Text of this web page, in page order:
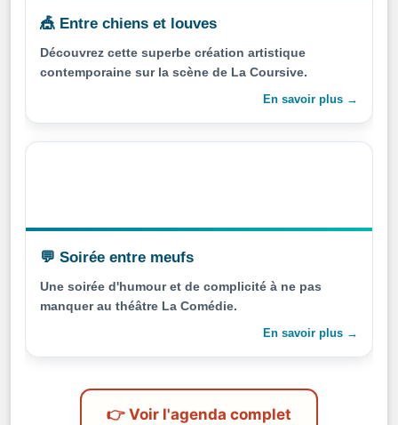
🎪 Entre chiens et louves
Découvrez cette superbe création artistique
contemporaine sur la scène de La Coursive.
En savoir plus →
💬 Soirée entre meufs
Une soirée d'humour et de complicité à ne pas
manquer au théâtre La Comédie.
En savoir plus →
👉 Voir l'agenda complet